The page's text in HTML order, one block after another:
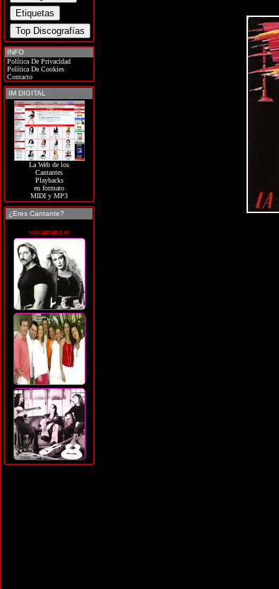
INFO
Política De Privacidad
Política De Cookies
Contacto
IM DIGITAL
La Web de los
Cantantes
Playbacks
en formato
MIDI y MP3
¿Eres Cantante?
soycantante.es